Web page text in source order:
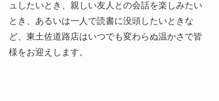
ュしたいとき、親しい友人との会話を楽しみたい
とき、あるいは一人で読書に没頭したいときな
ど、東土佐道路店はいつでも変わらぬ温かさで皆
様をお迎えします。